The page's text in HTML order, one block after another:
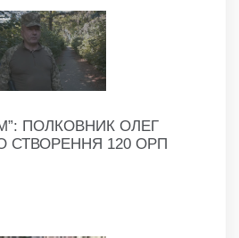
ПОЛКОВНИК ОЛЕГ
СТВОРЕННЯ 120 ОРП